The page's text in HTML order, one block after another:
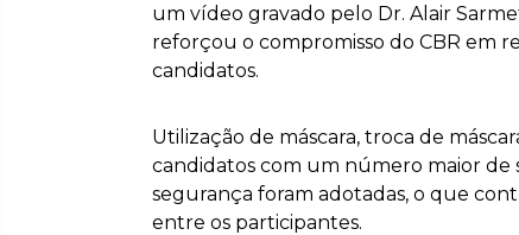
um vídeo gravado pelo Dr. Alair
reforçou o compromisso do CBR em
candidatos.
Utilização de máscara, troca de
candidatos com um número maior de
segurança foram adotadas, o que
entre os participantes.